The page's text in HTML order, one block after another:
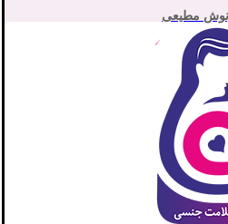
مطیعی